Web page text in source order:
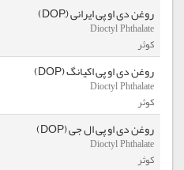
روغن دی او پی ایرانی (ِDOP)
Dioctyl Phthalate
کوثر
روغن دی او پی اکیانگ (DOP)
Dioctyl Phthalate
کوثر
روغن دی او پی ال جی (DOP)
Dioctyl Phthalate
کوثر